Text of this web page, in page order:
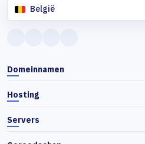
België
Domeinnamen
Hosting
Servers